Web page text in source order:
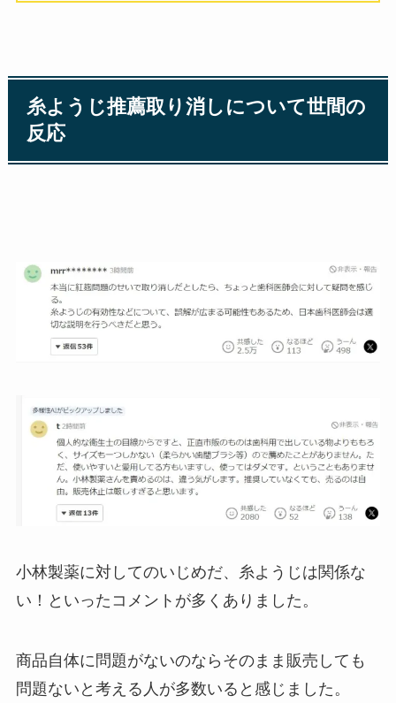
糸ようじ推薦取り消しについて世間の
反応
小林製薬に対してのいじめだ、糸ようじは関係な
い！といったコメントが多くありました。
商品自体に問題がないのならそのまま販売しても
問題ないと考える人が多数いると感じました。